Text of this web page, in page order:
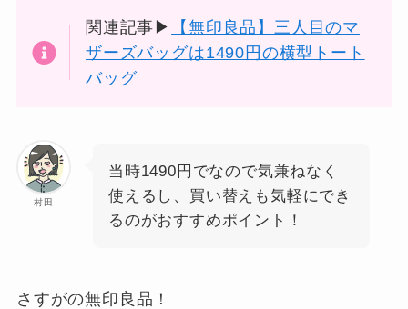
関連記事▶
【無印良品】三人目のマ
ザーズバッグは1490円の横型トート
バッグ
村田
当時1490円でなので気兼ねなく
使えるし、買い替えも気軽にでき
るのがおすすめポイント！
さすがの無印良品！